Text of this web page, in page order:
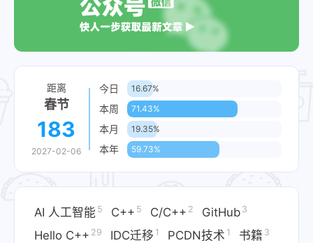
距离
春节
183
2027-02-06
今日 16.67%
本周 71.43%
本月 19.35%
本年 59.73%
AI 人工智能 5 C++ 5 C/C++ 2 GitHub 3
Hello C++ 29 IDC迁移​ 1 PCDN技术​ 1 书籍 3